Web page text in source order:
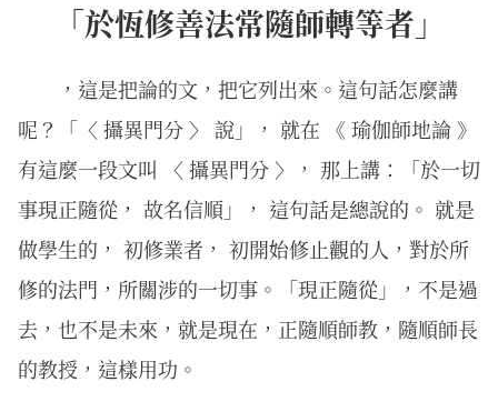
「於恆修善法常隨師轉等者」
，這是把論的文，把它列出來。這句話怎麼講
呢？「〈 攝異門分 〉 說」， 就在 《 瑜伽師地論 》
有這麼一段文叫 〈 攝異門分 〉， 那上講：「於一切
事現正隨從， 故名信順」， 這句話是總說的。 就是
做學生的， 初修業者， 初開始修止觀的人，對於所
修的法門，所關涉的一切事。「現正隨從」，不是過
去，也不是未來，就是現在，正隨順師教，隨順師長
的教授，這樣用功。